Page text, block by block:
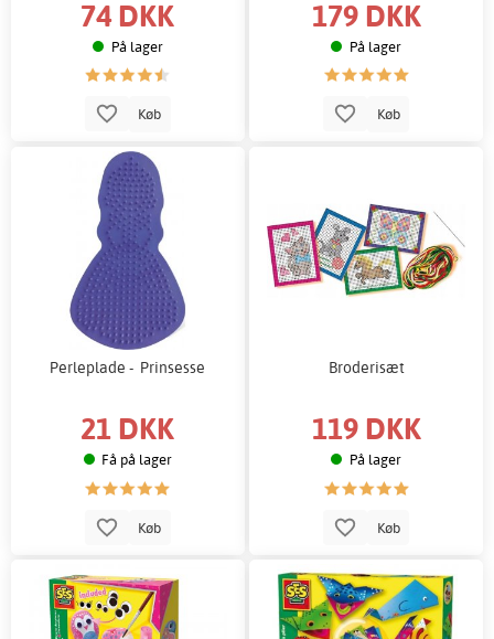
74 DKK
På lager
Køb
179 DKK
På lager
Køb
Perleplade - Prinsesse
21 DKK
Få på lager
Køb
Broderisæt
119 DKK
På lager
Køb